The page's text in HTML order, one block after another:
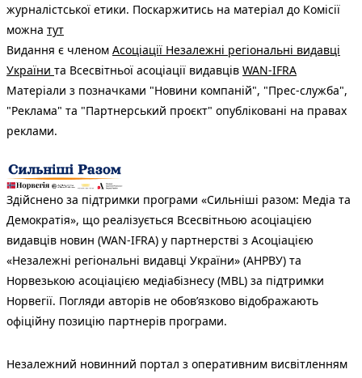
журналістської етики. Поскаржитись на матеріал до Комісії
можна тут
Видання є членом Асоціації Незалежні регіональні видавці
України та Всесвітньої асоціації видавців WAN-IFRA
Матеріали з позначками "Новини компаній", "Прес-служба",
"Реклама" та "Партнерський проєкт" опубліковані на правах
реклами.
Здійснено за підтримки програми «Сильніші разом: Медіа та
Демократія», що реалізується Всесвітньою асоціацією
видавців новин (WAN-IFRA) у партнерстві з Асоціацією
«Незалежні регіональні видавці України» (АНРВУ) та
Норвезькою асоціацією медіабізнесу (MBL) за підтримки
Норвегії. Погляди авторів не обов’язково відображають
офіційну позицію партнерів програми.
Незалежний новинний портал з оперативним висвітленням